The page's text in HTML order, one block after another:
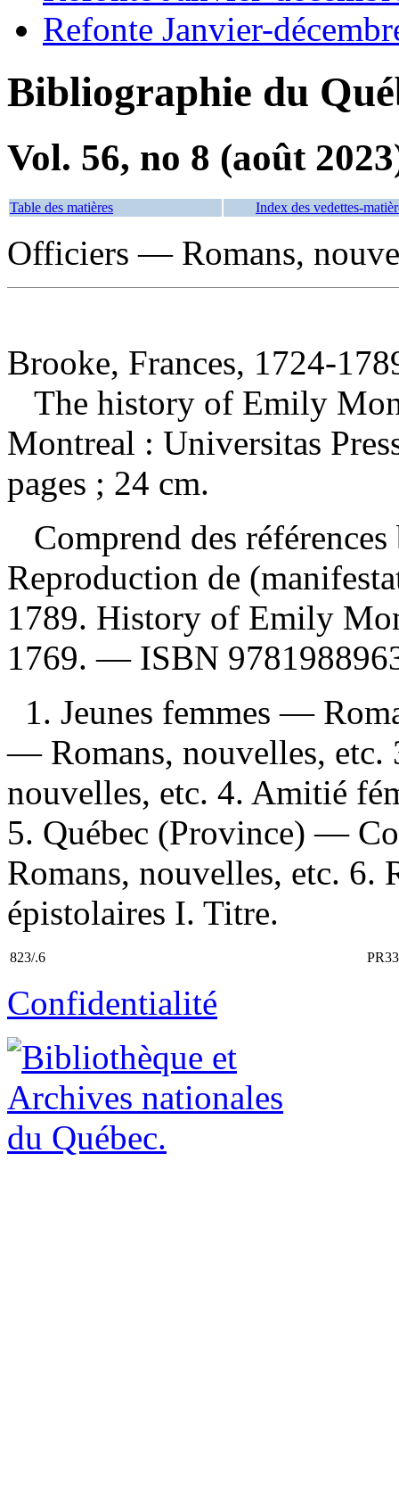
Refonte Janvier-
Bibliographie du
Vol. 56, no 8 (août
Table des matières Index des vedettes-
Officiers — Romans,
Brooke, Frances, 1724-
The history of Emily
Montreal : Universitas
pages ; 24 cm.
Comprend des
Reproduction de
1789. History of Emily
1769. — ISBN
1. Jeunes femmes —
— Romans, nouvelles, etc.
nouvelles, etc. 4. Amitié
5. Québec (Province) —
Romans, nouvelles, etc. 6.
épistolaires I. Titre.
823/.6
Confidentialité